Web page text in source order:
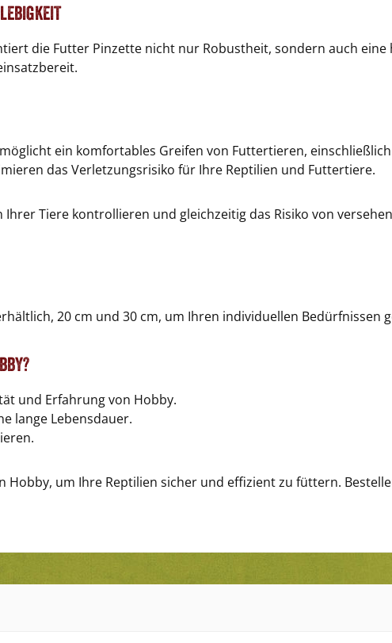
die Futter Pinzette nicht nur Robustheit, sondern auch
ein komfortables Greifen von Futtertieren,
das Verletzungsrisiko für Ihre Reptilien und Futtertiere.
Tiere kontrollieren und gleichzeitig das Risiko von
20 cm und 30 cm, um Ihren individuellen Bedürfnissen
und Erfahrung von Hobby.
lange Lebensdauer.
Hobby, um Ihre Reptilien sicher und effizient zu füttern.